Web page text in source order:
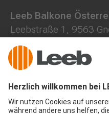
Leeb Balkone
Leebstraße 1, 9563
0800 202013
+43 4278 7000
office@leeb-